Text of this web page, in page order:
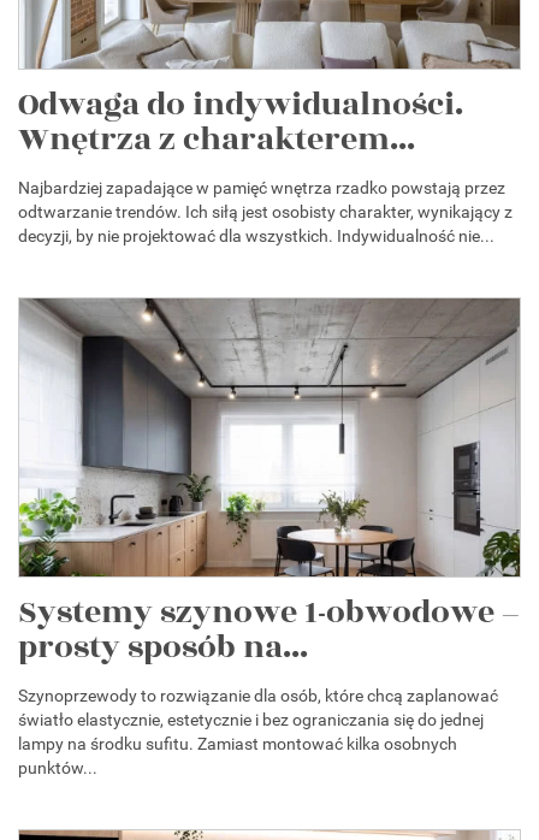
Odwaga do indywidualności.
Wnętrza z charakterem...
Najbardziej zapadające w pamięć wnętrza rzadko powstają przez
odtwarzanie trendów. Ich siłą jest osobisty charakter, wynikający z
decyzji, by nie projektować dla wszystkich. Indywidualność nie...
Systemy szynowe 1-obwodowe –
prosty sposób na...
Szynoprzewody to rozwiązanie dla osób, które chcą zaplanować
światło elastycznie, estetycznie i bez ograniczania się do jednej
lampy na środku sufitu. Zamiast montować kilka osobnych
punktów...